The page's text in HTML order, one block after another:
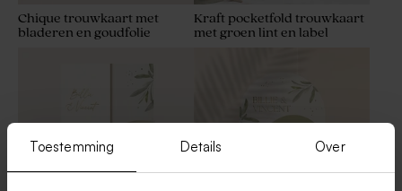
Toestemming Details Over
Chique trouwkaart met
bladeren en goudfolie
Kraft pocketfold trouwkaart
met groen lint en label